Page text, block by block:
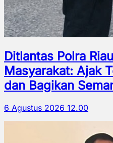
Ditlantas Polra
Masyarakat: Ajak
dan Bagikan
6 Agustus 2026 12.00